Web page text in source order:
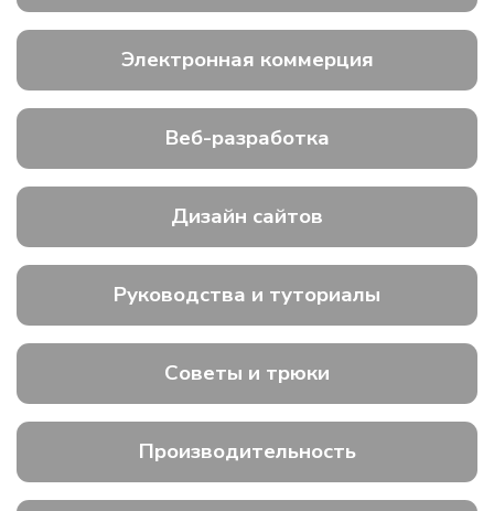
Электронная коммерция
Веб-разработка
Дизайн сайтов
Руководства и туториалы
Советы и трюки
Производительность